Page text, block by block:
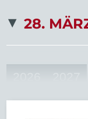
28.